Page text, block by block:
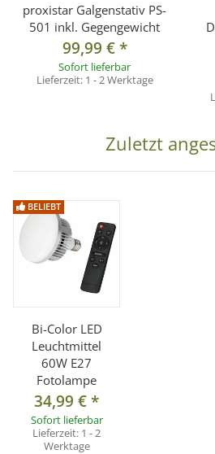
proxistar Galgenstativ PS-
501 inkl. Gegengewicht
99,99 €*
Sofort lieferbar
Lieferzeit: 1 - 2 Werktage
Zuletzt
BELIEBT
Bi-Color LED
Leuchtmittel
60W E27
Fotolampe
34,99 €*
Sofort lieferbar
Lieferzeit: 1 - 2
Werktage